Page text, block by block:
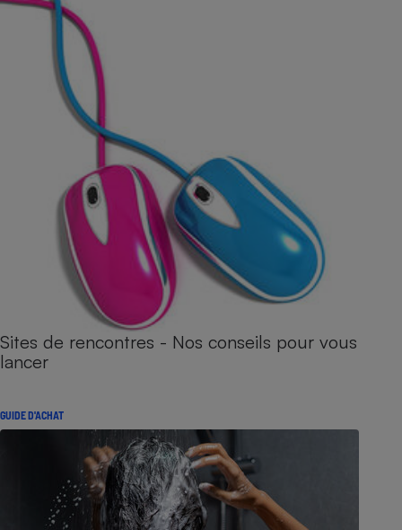
Sites de rencontres - Nos conseils pour vous
lancer
GUIDE D'ACHAT